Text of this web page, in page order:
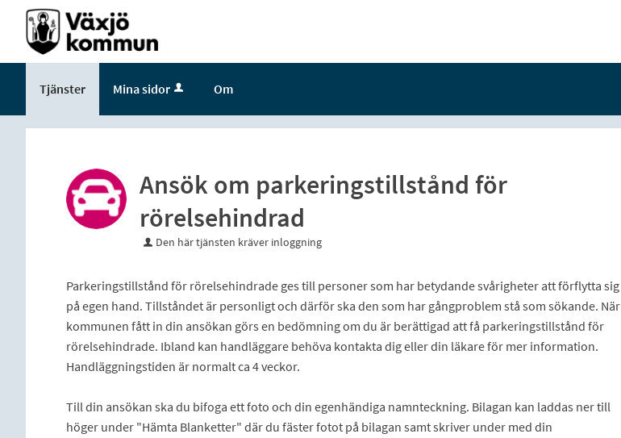
Välkommen
Växjö
Tjänster Mina sidor Om
Ansök om parkeringstillstånd för
rörelsehindrad
Den här tjänsten kräver inloggning
Parkeringstillstånd för rörelsehindrade ges till personer som har betydande svårigheter att förflytta sig
på egen hand. Tillståndet är personligt och därför ska den som har gångproblem stå som sökande. När
kommunen fått in din ansökan görs en bedömning om du är berättigad att få parkeringstillstånd för
rörelsehindrade. Ibland kan handläggare behöva kontakta dig eller din läkare för mer information.
Handläggningstiden är normalt ca 4 veckor.
Till din ansökan ska du bifoga ett foto och din egenhändiga namnteckning. Bilagan kan laddas ner till
höger under "Hämta Blanketter" där du fäster fotot på bilagan samt skriver under med din